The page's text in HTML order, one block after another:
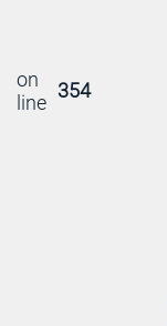
on
line 354